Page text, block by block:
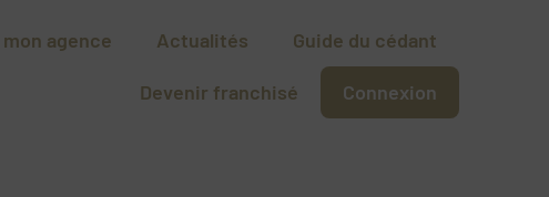
agence Actualités Guide du cédant
Devenir franchisé Connexion